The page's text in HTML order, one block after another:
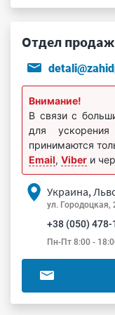
Отдел продаж
Внимание!
В связи с
для
принимаются
Email, Viber и
Украина,
ул. Городоцкая,
+38 (050) 478-
Пн-Пт 8:00 -